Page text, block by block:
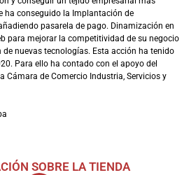
ha conseguido la Implantación de
pasarela de pago. Dinamización en
para mejorar la competitividad de su negocio
nuevas tecnologías. Esta acción ha tenido
Para ello ha contado con el apoyo del
Cámara de Comercio Industria, Servicios y
SOBRE LA TIENDA